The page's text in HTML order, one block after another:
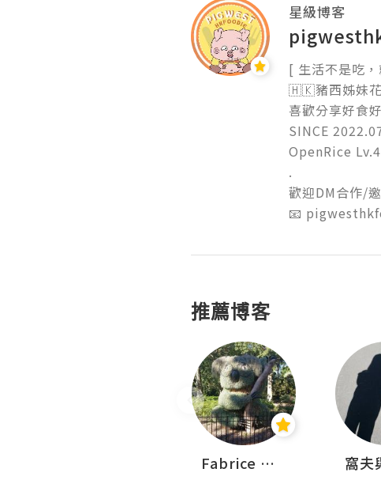
星級博客
[ 生活不是吃
🇭🇰豬西姊妹
喜歡分享好食
SINCE
OpenRice
.
歡迎DM合作/
📧
推薦博客
Fabrice 嚐味